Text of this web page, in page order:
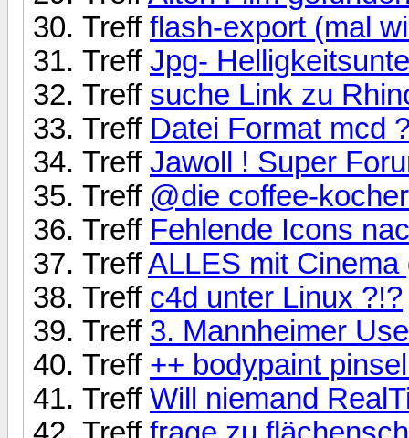
Treff flash-export (mal
Treff Jpg-
Treff suche Link zu
Treff Datei Format mcd
Treff Jawoll ! Super
Treff @die coffee-
Treff Fehlende Icons
TreffALLES mit Cinema
Treff c4d unter Linux ?!?
Treff 3. Mannheimer
Treff ++ bodypaint
Treff Will niemand